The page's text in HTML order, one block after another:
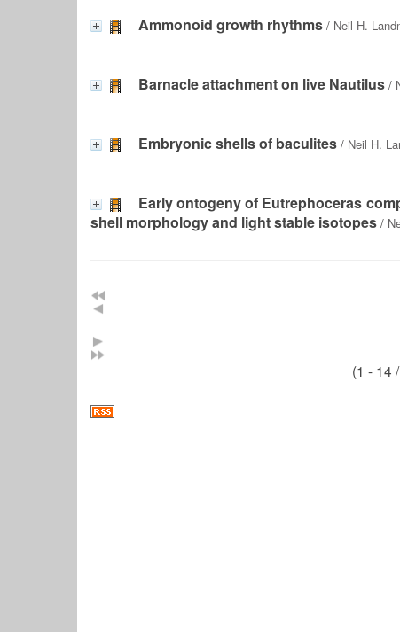
Ammonoid growth rhythms / Neil H.
Barnacle attachment on live Nautilus /
Embryonic shells of baculites / Neil H.
Early ontogeny of Eutrephoceras
shell morphology and light stable isotopes /
(1 - 14